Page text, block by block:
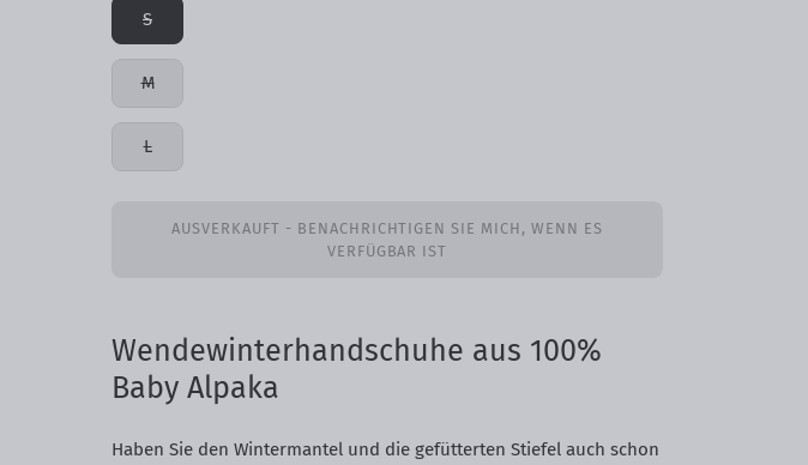
S
M
L
AUSVERKAUFT - BENACHRICHTIGEN SIE MICH, WENN ES
VERFÜGBAR IST
Wendewinterhandschuhe aus 100%
Baby Alpaka
Haben Sie den Wintermantel und die gefütterten Stiefel auch schon